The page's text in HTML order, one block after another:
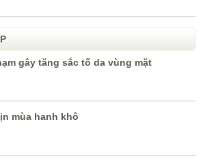
gây tăng sắc tố da vùng mặt
mùa hanh khô